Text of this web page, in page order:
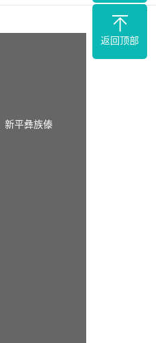
新平彝族傣
返回顶部